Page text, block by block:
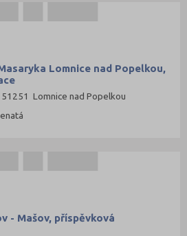
Lomnice nad Popelkou,
Lomnice nad Popelkou
- Mašov, příspěvková